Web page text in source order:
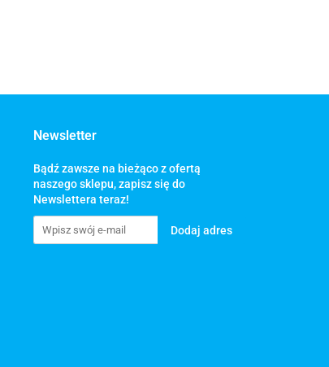
Newsletter
Bądź zawsze na bieżąco z ofertą
naszego sklepu, zapisz się do
Newslettera teraz!